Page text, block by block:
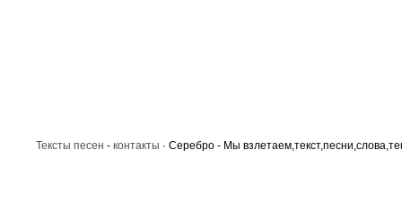
Тексты песен - контакты · Серебро - Мы